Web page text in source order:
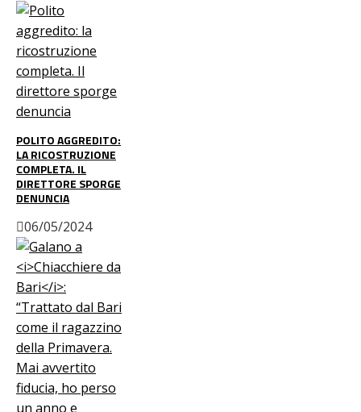
POLITO AGGREDITO:
LA RICOSTRUZIONE
COMPLETA. IL
DIRETTORE SPORGE
DENUNCIA
06/05/2024